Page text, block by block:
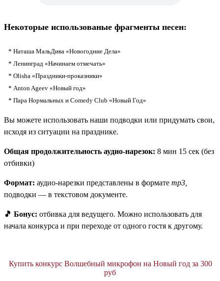
Некоторые использованые фрагменты песен:
* Наташа МальДива «Новогодние Дела»
* Ленинград «Начинаем отмечать»
* Olisha «Праздники-проказники»
* Anton Ageev «Новый год»
* Пара Нормальных и Comedy Club «Новый Год»
Вы можете использовать наши подводки или придумать свои,
исходя из ситуации на празднике.
Общая продолжительность аудио-нарезок: 8 мин 15 сек (без
отбивки)
Формат: аудио-нарезки представлены в формате mp3,
подводки — в текстовом документе.
🎵 Бонус: отбивка для ведущего. Можно использовать для
начала конкурса и при переходе от одного гостя к другому.
Купить конкурс Волшебный микрофон на Новый год за 300
руб